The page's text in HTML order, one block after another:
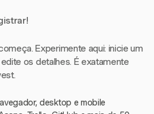
Experimente aqui: inicie um
os detalhes. É exatamente
desktop e mobile